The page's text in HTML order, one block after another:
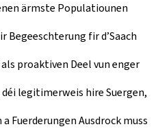
ärmste Populatiounen
Begeeschterung fir d’Saach
proaktiven Deel vun enger
legitimerweis hire Suergen,
Fuerderungen Ausdrock muss